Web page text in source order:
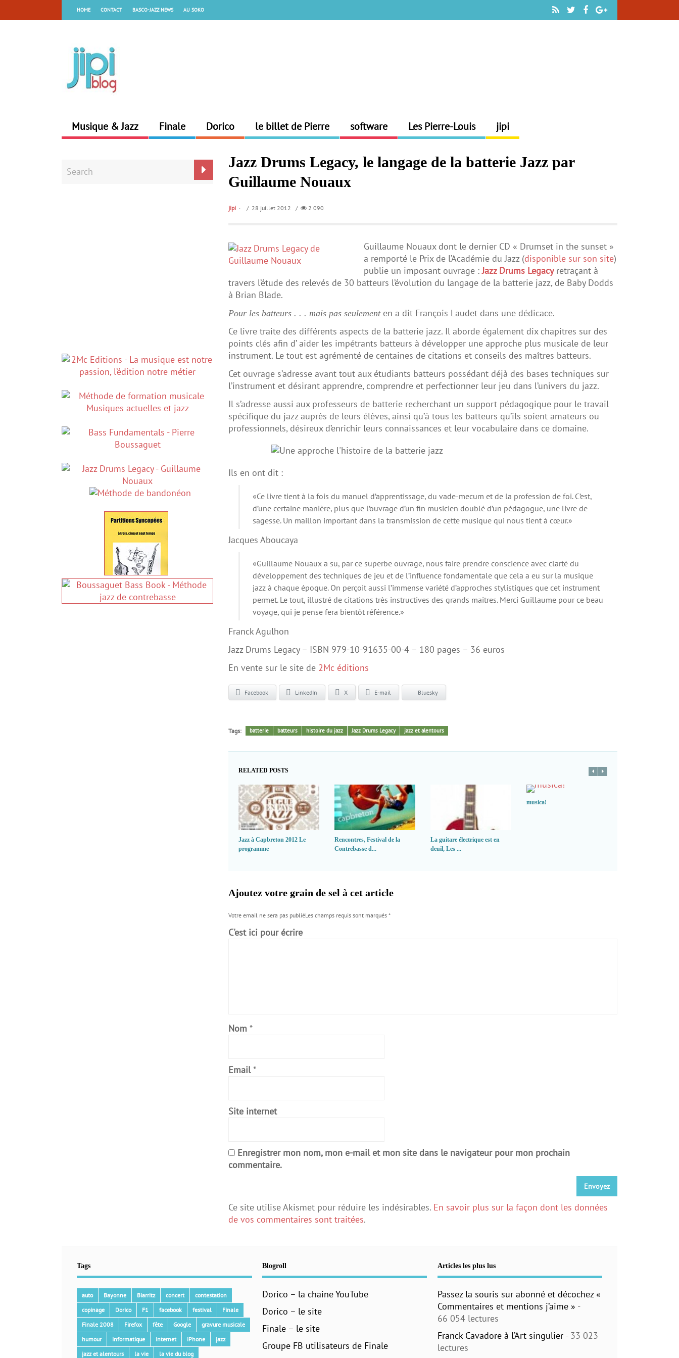
HOME CONTACT BASCO-JAZZ NEWS AU SOKO
Musique & Jazz Finale Dorico le billet de Pierre software Les Pierre-Louis jipi
Jazz Drums Legacy, le langage de la batterie Jazz par
Guillaume Nouaux
jipi / 28 juillet 2012 / 2 090
Guillaume Nouaux dont le dernier CD « Drumset in the sunset »
a remporté le Prix de l’Académie du Jazz (disponible sur son site)
publie un imposant ouvrage :Jazz Drums Legacyretraçant à
travers l’étude des relevés de 30 batteurs l’évolution du langage de la batterie jazz, de Baby Dodds
à Brian Blade.
Pour les batteurs . . . mais pas seulementen a dit François Laudet dans une dédicace.
Ce livre traite des différents aspects de la batterie jazz. Il aborde également dix chapitres sur des
points clés afin d’ aider les impétrants batteurs à développer une approche plus musicale de leur
instrument. Le tout est agrémenté de centaines de citations et conseils des maîtres batteurs.
Cet ouvrage s’adresse avant tout aux étudiants batteurs possédant déjà des bases techniques sur
l’instrument et désirant apprendre, comprendre et perfectionner leur jeu dans l’univers du jazz.
Il s’adresse aussi aux professeurs de batterie recherchant un support pédagogique pour le travail
spécifique du jazz auprès de leurs élèves, ainsi qu’à tous les batteurs qu’ils soient amateurs ou
professionnels, désireux d’enrichir leurs connaissances et leur vocabulaire dans ce domaine.
Ils en ont dit :
«Ce livre tient à la fois du manuel d’apprentissage, du vade-mecum et de la profession de foi. C’est,
d’une certaine manière, plus que l’ouvrage d’un fin musicien doublé d’un pédagogue, une livre de
sagesse. Un maillon important dans la transmission de cette musique qui nous tient à cœur.»
Jacques Aboucaya
«Guillaume Nouaux a su, par ce superbe ouvrage, nous faire prendre conscience avec clarté du
développement des techniques de jeu et de l’influence fondamentale que cela a eu sur la musique
jazz à chaque époque. On perçoit aussi l’immense variété d’approches stylistiques que cet instrument
permet. Le tout, illustré de citations très instructives des grands maitres. Merci Guillaume pour ce beau
voyage, qui je pense fera bientôt référence.»
Franck Agulhon
Jazz Drums Legacy – ISBN 979-10-91635-00-4 – 180 pages – 36 euros
En vente sur le site de 2Mc éditions
Facebook LinkedIn X E-mail Bluesky
Tags: batterie batteurs histoire du jazz Jazz Drums Legacy jazz et alentours
RELATED POSTS
Jazz à Capbreton 2012 Le
programme
Rencontres, Festival de la
Contrebasse d...
La guitare électrique est en
deuil, Les ...
musica!
Ajoutez votre grain de sel à cet article
Votre email ne sera pas publiéLes champs requis sont marqués *
C'est ici pour écrire
Nom *
Email *
Site internet
Enregistrer mon nom, mon e-mail et mon site dans le navigateur pour mon prochain
commentaire.
Ce site utilise Akismet pour réduire les indésirables. En savoir plus sur la façon dont les données
de vos commentaires sont traitées.
Tags
auto Bayonne Biarritz concert
contestation
copinage
Dorico F1 facebook festival
Finale
Finale 2008
Firefox fête Google
gravure musicale
humour
informatique Internet iPhone
jazz
jazz et alentours
la vie la vie du blog
Blogroll
Dorico – la chaine YouTube
Dorico – le site
Finale – le site
Groupe FB utilisateurs de Finale
Articles les plus lus
Passez la souris sur abonné et décochez «
Commentaires et mentions j’aime » -
66 054 lectures
Franck Cavadore à l’Art singulier - 33 023
lectures